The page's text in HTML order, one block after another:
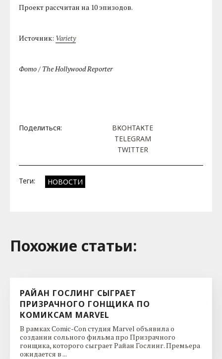
Проект рассчитан на 10 эпизодов.
Источник: Variety
Фото / The Hollywood Reporter
Поделиться:
ВКОНТАКТЕ
TELEGRAM
TWITTER
Теги: НОВОСТИ
Похожие cтатьи:
РАЙАН ГОСЛИНГ СЫГРАЕТ
ПРИЗРАЧНОГО ГОНЩИКА ПО
КОМИКСАМ MARVEL
В рамках Comic-Con студия Marvel объявила о
создании сольного фильма про Призрачного
гонщика, которого сыграет Райан Гослинг. Премьера
ожидается в ...